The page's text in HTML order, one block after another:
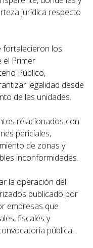
jurídica respecto
fortalecieron los
el Primer
Público,
legalidad desde
de las unidades.
relacionados con
periciales,
de zonas y
inconformidades.
la operación del
publicado por
empresas que
fiscales y
pública.